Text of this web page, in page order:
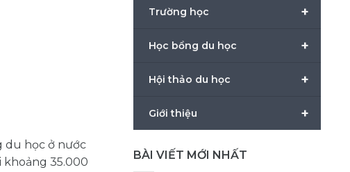
du học ở nước
khoảng 35.000
+
Trường học
+
Học bổng du học
+
Hội thảo du học
+
Giới thiệu
BÀI VIẾT MỚI NHẤT